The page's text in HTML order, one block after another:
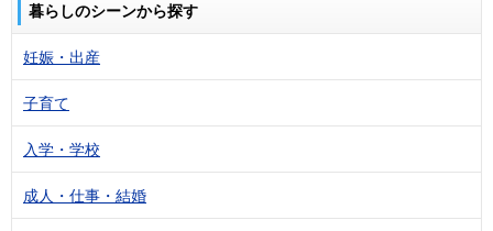
暮らしのシーンから探す
妊娠・出産
子育て
入学・学校
成人・仕事・結婚